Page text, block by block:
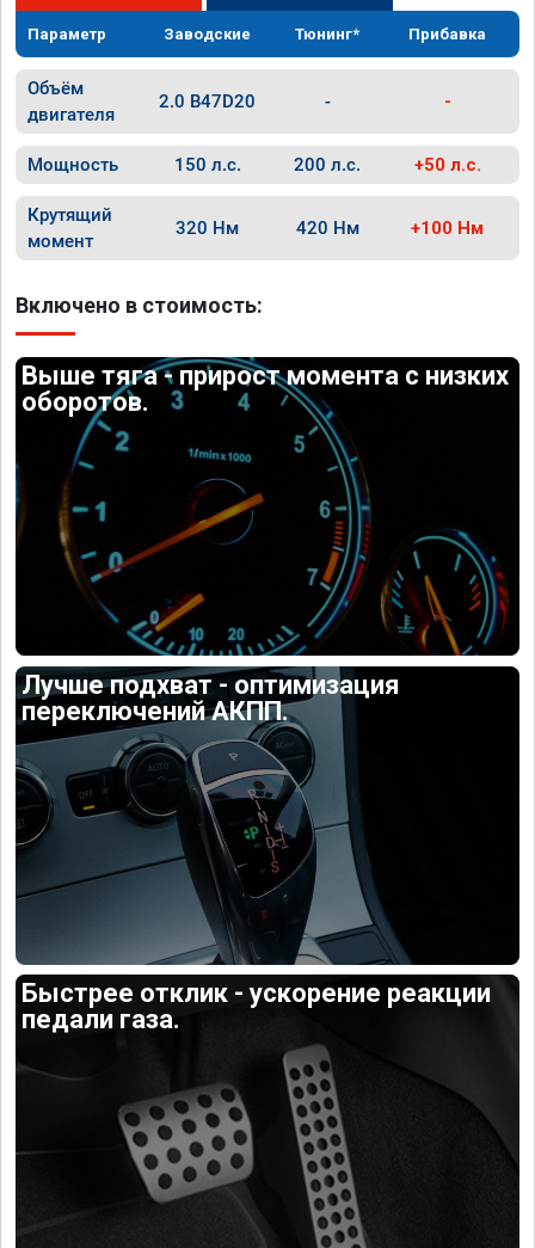
Параметр Заводские Тюнинг* Прибавка
Объём
двигателя
2.0 B47D20 - -
Мощность 150 л.с. 200 л.с. +50 л.с.
Крутящий
момент
320 Нм 420 Нм +100 Нм
Включено в стоимость:
Выше тяга - прирост момента с низких
оборотов.
Лучше подхват - оптимизация
переключений АКПП.
Быстрее отклик - ускорение реакции
педали газа.